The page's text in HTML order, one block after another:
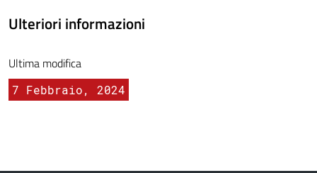
Ulteriori informazioni
Ultima modifica
7 Febbraio, 2024